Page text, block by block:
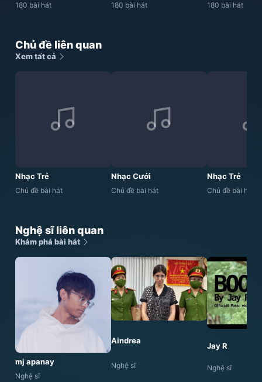
180 bài hát 180 bài hát 180 bài hát
Chủ đề liên quan
Xem tất cả
Nhạc Trẻ
Chủ đề bài hát
Nhạc Cưới
Chủ đề bài hát
Nhạc Trẻ
Chủ đề bài hát
Nghệ sĩ liên quan
Khám phá bài hát
mj apanay
Nghệ sĩ
Aindrea
Nghệ sĩ
Jay R
Nghệ sĩ